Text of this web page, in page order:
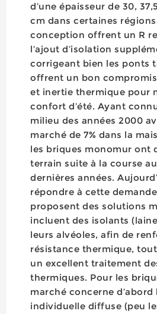
d’une épaisseur de 30,
cm dans certaines
conception offrent un R
l’ajout d’isolation
corrigeant bien les ponts
offrent un bon
et inertie thermique pour
confort d’été. Ayant
milieu des années 2000
marché de 7% dans la
les briques monomur ont
terrain suite à la course
dernières années.
répondre à cette
proposent des solutions
incluent des isolants
leurs alvéoles, afin de
résistance thermique,
un excellent traitement
thermiques. Pour les
marché concerne d’abord
individuelle diffuse (peu